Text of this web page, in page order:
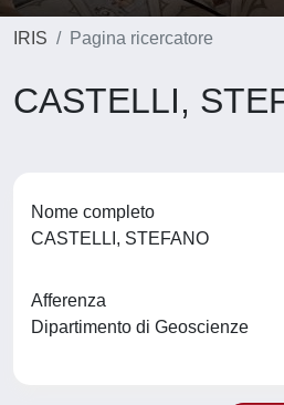
IRIS Pagina ricercatore
CASTELLI,
Nome completo
CASTELLI, STEFANO
Afferenza
Dipartimento di Geoscienze